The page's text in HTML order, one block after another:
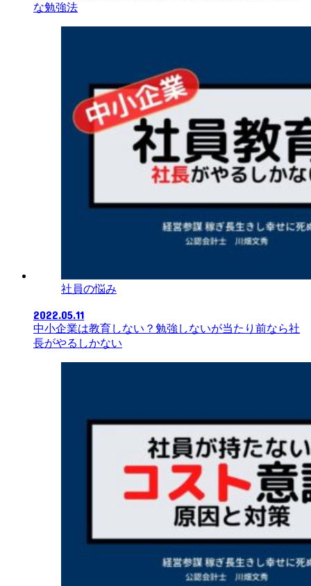
な勉強法
社員の悩み
2022.05.11
中小企業は教育しない？勉強しないが当たり前なら社
長がやるしかない